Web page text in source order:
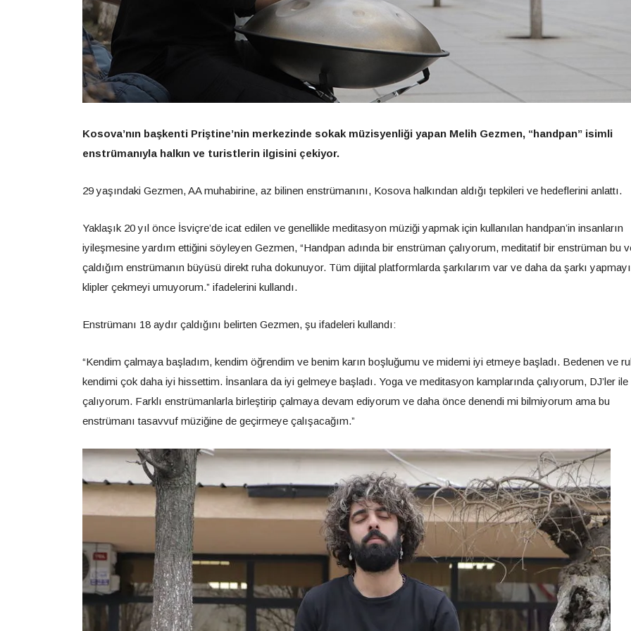
Kosova’nın başkenti Priştine’nin merkezinde sokak müzisyenliği yapan Melih Gezmen, “handpan” isimli
enstrümanıyla halkın ve turistlerin ilgisini çekiyor.
29 yaşındaki Gezmen, AA muhabirine, az bilinen enstrümanını, Kosova halkından aldığı tepkileri ve hedeflerini anlattı.
Yaklaşık 20 yıl önce İsviçre’de icat edilen ve genellikle meditasyon müziği yapmak için kullanılan handpan’in insanların
iyileşmesine yardım ettiğini söyleyen Gezmen, “Handpan adında bir enstrüman çalıyorum, meditatif bir enstrüman bu
çaldığım enstrümanın büyüsü direkt ruha dokunuyor. Tüm dijital platformlarda şarkılarım var ve daha da şarkı
klipler çekmeyi umuyorum.” ifadelerini kullandı.
Enstrümanı 18 aydır çaldığını belirten Gezmen, şu ifadeleri kullandı:
“Kendim çalmaya başladım, kendim öğrendim ve benim karın boşluğumu ve midemi iyi etmeye başladı. Bedenen ve
kendimi çok daha iyi hissettim. İnsanlara da iyi gelmeye başladı. Yoga ve meditasyon kamplarında çalıyorum, DJ’ler ile
çalıyorum. Farklı enstrümanlarla birleştirip çalmaya devam ediyorum ve daha önce denendi mi bilmiyorum ama bu
enstrümanı tasavvuf müziğine de geçirmeye çalışacağım.”